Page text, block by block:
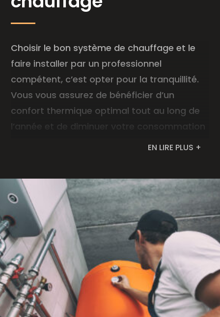
Choisir le bon système de chauffage et le
faire installer par un professionnel
compétent, c’est opter pour la tranquillité.
Vous vous assurez de bénéficier d’un
confort thermique optimal tout au long de
l’année et de diminuer votre consommation
énergétique. En tant que particulier, vous
votre bien immobilier. En tant que
professionnel, vous garantissez à vos
équipes un environnement de travail
agréable, tout en maîtrisant les coûts
opérationnels. Choisir un système de
chauffage performant, c’est aussi faire un
pas en faveur de l’environnement.
EN LIRE PLUS +